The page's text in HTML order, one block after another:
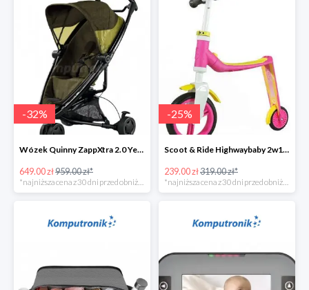
-32%
Wózek Quinny ZappXtra 2.0 Yellow Denim w super cenie
649.00 zł959.00 zł*
*najniższa cena z 30 dni przed obniżką
-25%
Scoot & Ride Highwaybaby 2w1 w super cenie
239.00 zł319.00 zł*
*najniższa cena z 30 dni przed obniżką